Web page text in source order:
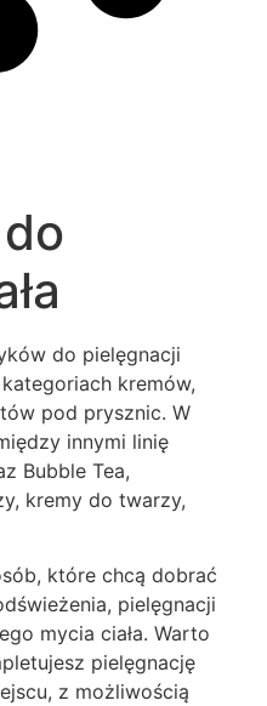
do pielęgnacji
kremów,
pod prysznic. W
innymi linię
Bubble Tea,
kremy do twarzy,
które chcą dobrać
pielęgnacji
mycia ciała. Warto
pielęgnację
z możliwością